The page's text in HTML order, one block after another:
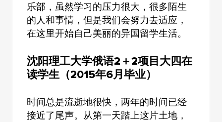
乐部，虽然学习的压力很大，很多陌生
的人和事情，但是我们会努力去适应，
在这里开始自己美丽的异国留学生活。
沈阳理工大学俄语2＋2项目大四在
读学生（2015年6月毕业）
时间总是流逝地很快，两年的时间已经
接近了尾声。从第一天踏上这片土地，